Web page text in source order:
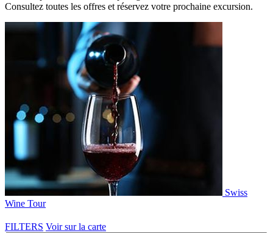
Consultez toutes les offres et réservez votre prochaine excursion.
Swiss
Wine Tour
FILTERS Voir sur la carte